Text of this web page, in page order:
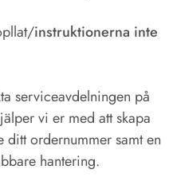
instruktionerna inte
serviceavdelningen på
vi er med att skapa
ditt ordernummer samt en
hantering.